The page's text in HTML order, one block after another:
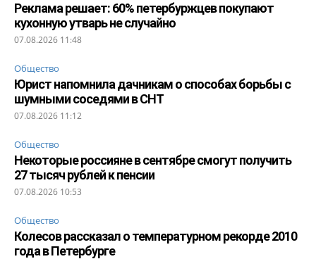
Реклама решает: 60% петербуржцев покупают
кухонную утварь не случайно
07.08.2026 11:48
Общество
Юрист напомнила дачникам о способах борьбы с
шумными соседями в СНТ
07.08.2026 11:12
Общество
Некоторые россияне в сентябре смогут получить
27 тысяч рублей к пенсии
07.08.2026 10:53
Общество
Колесов рассказал о температурном рекорде 2010
года в Петербурге